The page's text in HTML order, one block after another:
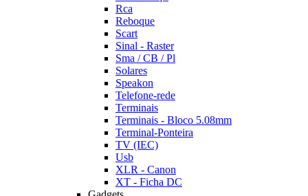
Rca
Reboque
Scart
Sinal - Raster
Sma / CB / Pl
Solares
Speakon
Telefone-rede
Terminais
Terminais - Bloco 5.08mm
Terminal-Ponteira
TV (IEC)
Usb
XLR - Canon
XT - Ficha DC